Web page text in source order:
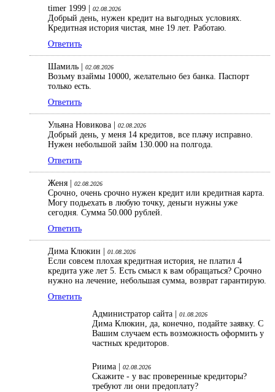
timer 1999 | 02.08.2026
Добрый день, нужен кредит на выгодных условиях.
Кредитная история чистая, мне 19 лет. Работаю.
Ответить
Шамиль | 02.08.2026
Возьму взаймы 10000, желательно без банка. Паспорт
только есть.
Ответить
Ульяна Новикова | 02.08.2026
Добрый день, у меня 14 кредитов, все плачу исправно.
Нужен небольшой займ 130.000 на полгода.
Ответить
Женя | 02.08.2026
Срочно, очень срочно нужен кредит или кредитная карта.
Могу подьехать в любую точку, деньги нужны уже
сегодня. Сумма 50.000 рублей.
Ответить
Дима Клюкин | 01.08.2026
Если совсем плохая кредитная история, не платил 4
кредита уже лет 5. Есть смысл к вам обращаться? Срочно
нужно на лечение, небольшая сумма, возврат гарантирую.
Ответить
Администратор сайта |
01.08.2026
Дима Клюкин, да, конечно, подайте заявку. С
Вашим случаем есть возможность оформить у
частных кредиторов.
Риима | 02.08.2026
Скажите - у вас проверенные кредиторы?
требуют ли они предоплату?